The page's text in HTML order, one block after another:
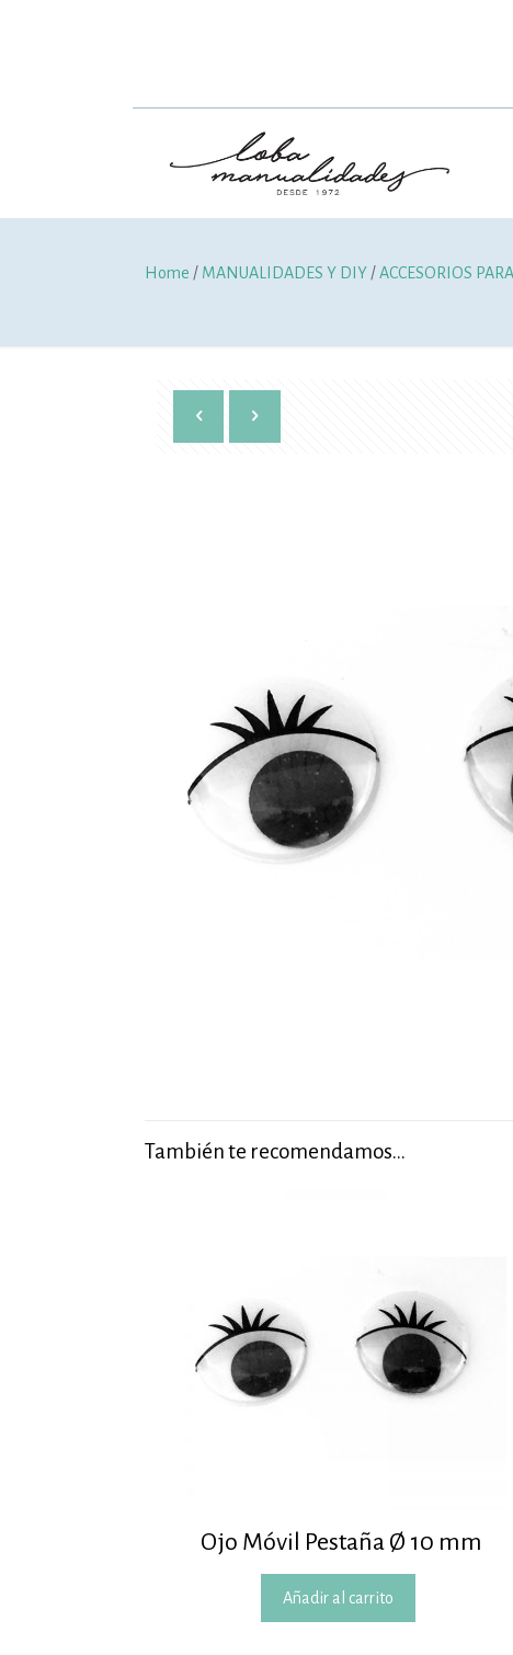
Home / MANUALIDADES Y DIY /ACCESORIOS
También te recomendamos…
Ojo Móvil Pestaña Ø 10 mm
Añadir al carrito